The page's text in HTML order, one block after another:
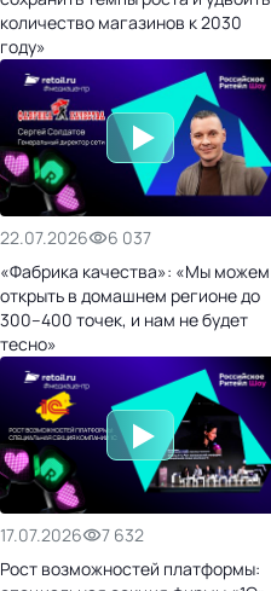
количество магазинов к 2030
году»
22.07.2026
6 037
«Фабрика качества»: «Мы можем
открыть в домашнем регионе до
300–400 точек, и нам не будет
тесно»
17.07.2026
7 632
Рост возможностей платформы: